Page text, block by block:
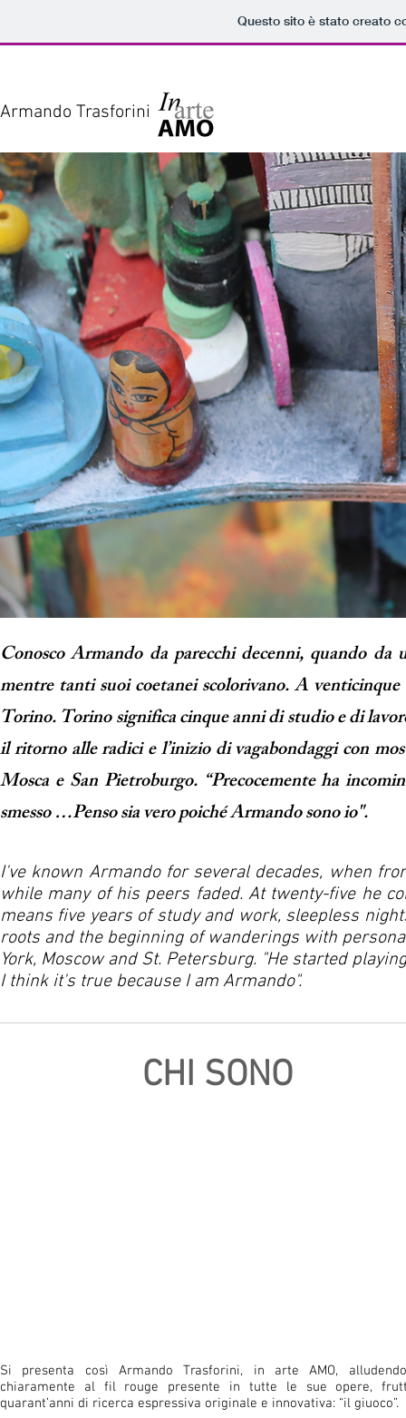
Questo sito è stato creato
Armando Trasforini
Conosco Armando da parecchi decenni, quando da
mentre tanti suoi coetanei scolorivano. A
Torino. Torino significa cinque anni di studio e di
il ritorno alle radici e l’inizio di vagabondaggi con
Mosca e San Pietroburgo. “Precocemente ha
smesso …Penso sia vero poiché Armando sono io".
I've known Armando for several decades, when
while many of his peers faded. At twenty-five he
means five years of study and work, sleepless
roots and the beginning of wanderings with
York, Moscow and St. Petersburg. "He started
I think it's true because I am Armando".
CHI SONO
Si presenta così Armando Trasforini, in arte AMO,
chiaramente al fil rouge presente in tutte le sue opere,
quarant’anni di ricerca espressiva originale e innovativa: “il giuoco”.